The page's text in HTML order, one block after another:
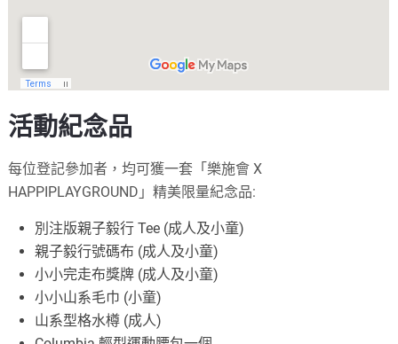
活動紀念品
每位登記參加者，均可獲一套「樂施會 X
HAPPIPLAYGROUND」精美限量紀念品:
別注版親子毅行 Tee (成人及小童)
親子毅行號碼布 (成人及小童)
小小完走布獎牌 (成人及小童)
小小山系毛巾 (小童)
山系型格水樽 (成人)